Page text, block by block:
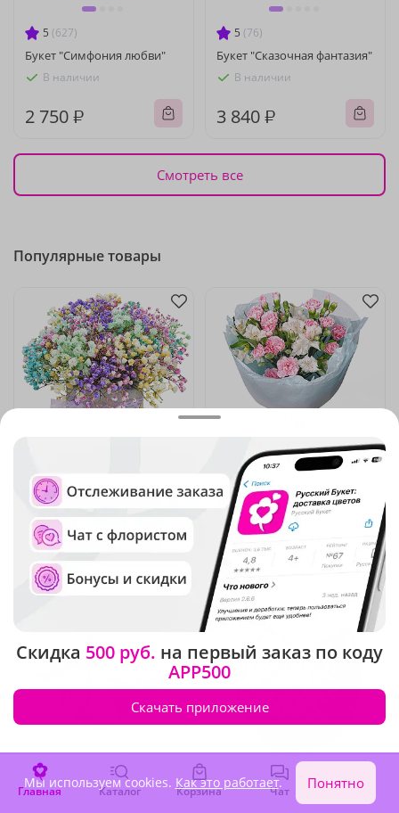
5 (627)
Букет "Симфония любви"
В наличии
2 750 ₽
5 (76)
Букет "Сказочная фантазия"
В наличии
3 840 ₽
Смотреть все
Популярные товары
4.9(453)
Композиция "Звездочка"
В наличии
3 320 ₽
5(92)
Букет "Муза твоего сердца"
В наличии
2 730 ₽
Главная Каталог Корзина Чат Войти
Скидка 500 руб. на первый заказ по коду
APP500
Скачать приложение
Мы используем cookies. Как это работает. Понятно